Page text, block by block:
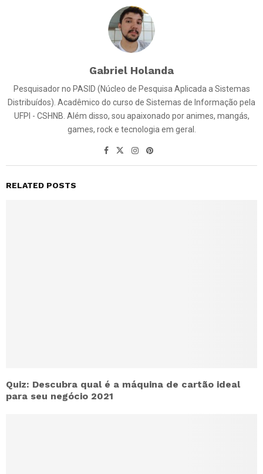
Gabriel Holanda
Pesquisador no PASID (Núcleo de Pesquisa Aplicada a Sistemas
Distribuídos). Acadêmico do curso de Sistemas de Informação pela
UFPI - CSHNB. Além disso, sou apaixonado por animes, mangás,
games, rock e tecnologia em geral.
RELATED POSTS
Quiz: Descubra qual é a máquina de cartão ideal
para seu negócio 2021